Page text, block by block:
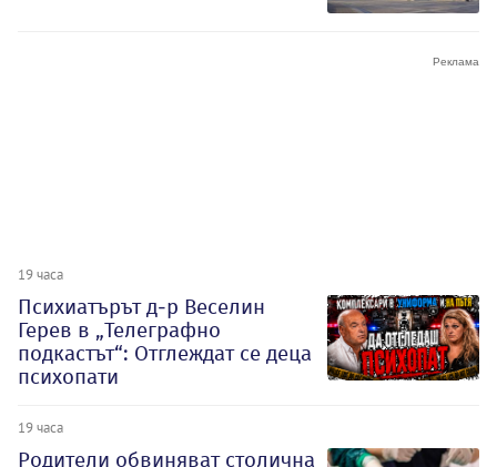
19 часа
Психиатърът д-р Веселин
Герев в „Телеграфно
подкастът“: Отглеждат се деца
психопати
19 часа
Родители обвиняват столична